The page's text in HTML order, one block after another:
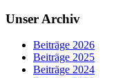
Unser Archiv
Beiträge 2026
Beiträge 2025
Beiträge 2024